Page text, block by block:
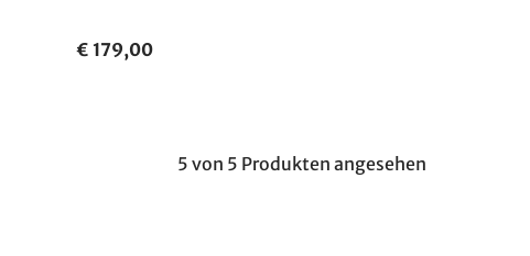
€ 179,00
5 von 5 Produkten angesehen